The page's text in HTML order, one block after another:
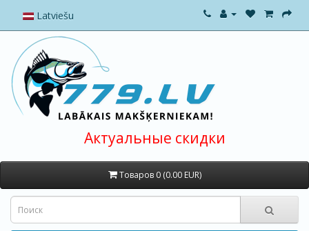
Latviešu
Актуальные скидки
Товаров 0 (0.00 EUR)